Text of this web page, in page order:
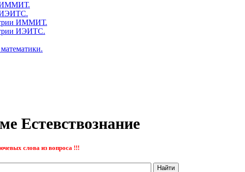
ИММИТ.
ИЭИТС.
ИММИТ.
ИЭИТС.
Естевствознание
слова из вопроса !!!